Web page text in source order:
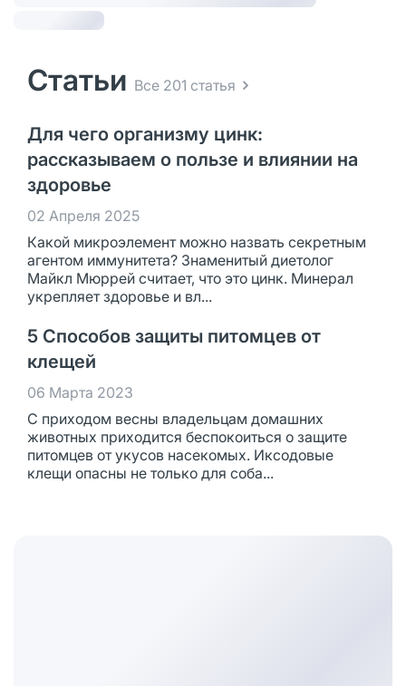
Статьи Все 201 статья
Для чего организму цинк:
рассказываем о пользе и влиянии на
здоровье
02 Апреля 2025
Какой микроэлемент можно назвать секретным
агентом иммунитета? Знаменитый диетолог
Майкл Мюррей считает, что это цинк. Минерал
укрепляет здоровье и вл...
5 Способов защиты питомцев от
клещей
06 Марта 2023
С приходом весны владельцам домашних
животных приходится беспокоиться о защите
питомцев от укусов насекомых. Иксодовые
клещи опасны не только для соба...